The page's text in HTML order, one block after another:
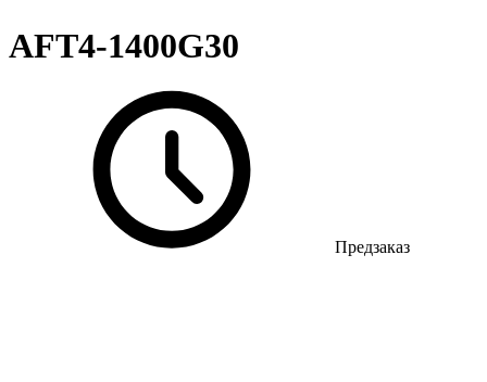
AFT4-1400G30
Предзаказ